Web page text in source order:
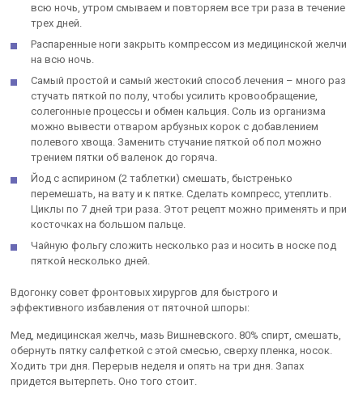
всю ночь, утром смываем и повторяем все три раза в течение
трех дней.
Распаренные ноги закрыть компрессом из медицинской желчи
на всю ночь.
Самый простой и самый жестокий способ лечения – много раз
стучать пяткой по полу, чтобы усилить кровообращение,
солегонные процессы и обмен кальция. Соль из организма
можно вывести отваром арбузных корок с добавлением
полевого хвоща. Заменить стучание пяткой об пол можно
трением пятки об валенок до горяча.
Йод с аспирином (2 таблетки) смешать, быстренько
перемешать, на вату и к пятке. Сделать компресс, утеплить.
Циклы по 7 дней три раза. Этот рецепт можно применять и при
косточках на большом пальце.
Чайную фольгу сложить несколько раз и носить в носке под
пяткой несколько дней.
Вдогонку совет фронтовых хирургов для быстрого и
эффективного избавления от пяточной шпоры:
Мед, медицинская желчь, мазь Вишневского. 80% спирт, смешать,
обернуть пятку салфеткой с этой смесью, сверху пленка, носок.
Ходить три дня. Перерыв неделя и опять на три дня. Запах
придется вытерпеть. Оно того стоит.